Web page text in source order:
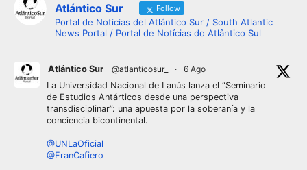
Atlántico Sur Follow
Portal de Noticias del Atlántico Sur / South Atlantic
News Portal / Portal de Notícias do Atlântico Sul
Atlántico Sur @atlanticosur_ ·
6 Ago
La Universidad Nacional de Lanús lanza el “Seminario
de Estudios Antárticos desde una perspectiva
transdisciplinar”: una apuesta por la soberanía y la
conciencia bicontinental.
@UNLaOficial
@FranCafiero